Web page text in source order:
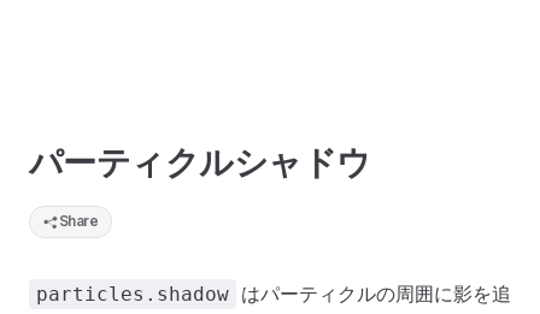
パーティクルシャドウ
Share
particles.shadow はパーティクルの周囲に影を追